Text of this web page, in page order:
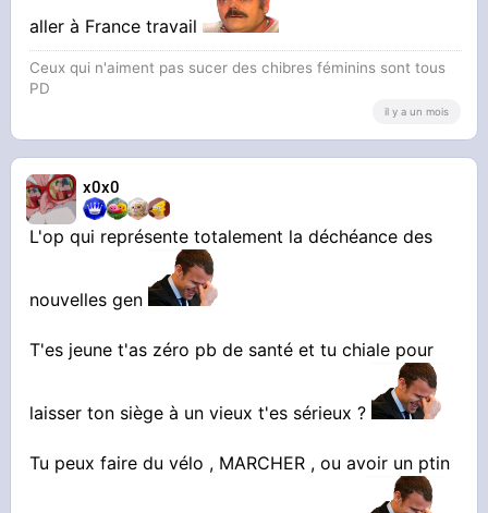
aller à France travail
Ceux qui n'aiment pas sucer des chibres féminins sont tous
PD
il y a un mois
x0x0
L'op qui représente totalement la déchéance des
nouvelles gen
T'es jeune t'as zéro pb de santé et tu chiale pour
laisser ton siège à un vieux t'es sérieux ?
Tu peux faire du vélo , MARCHER , ou avoir un ptin